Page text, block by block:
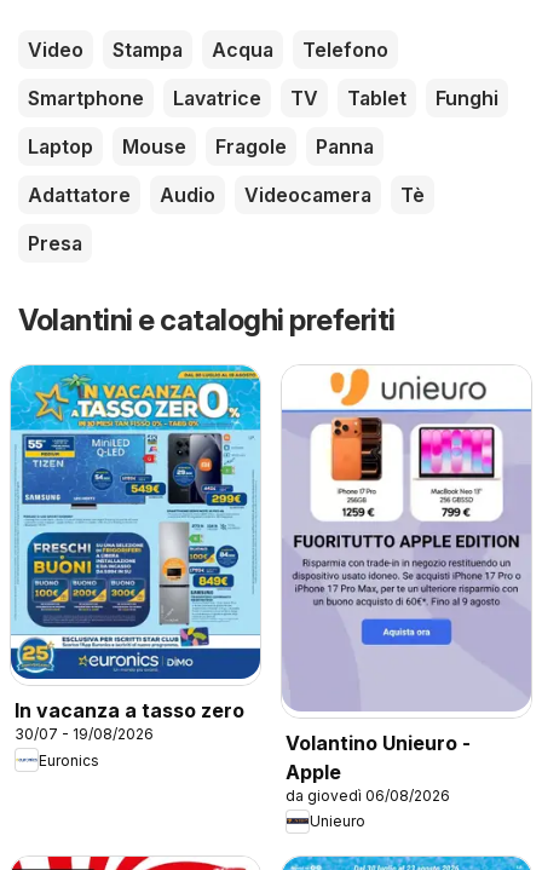
Video Stampa Acqua
Telefono
Smartphone
Lavatrice TV Tablet
Funghi
Laptop
Mouse Fragole
Panna
Adattatore
Audio Videocamera
Tè
Presa
Volantini e cataloghi preferiti
In vacanza a tasso zero
30/07 - 19/08/2026
Euronics
Volantino Unieuro -
Apple
da giovedì 06/08/2026
Unieuro